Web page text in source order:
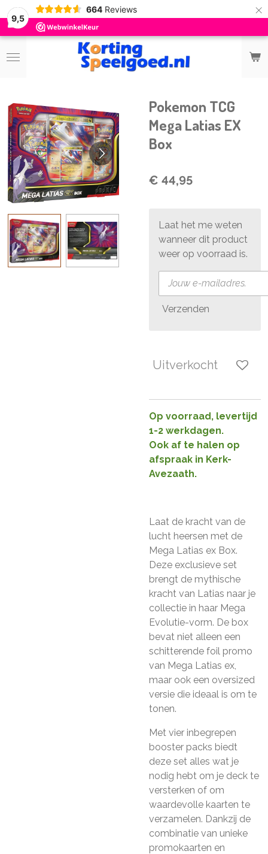
9,5
664 Reviews ×
Pokemon TCG
Mega Latias EX
Box
€ 44,95
Laat het me weten
wanneer dit product
weer op voorraad is.
Verzenden
Uitverkocht
Op voorraad, levertijd
1-2 werkdagen.
Ook af te halen op
afspraak in Kerk-
Avezaath.
Laat de kracht van de
lucht heersen met de
Mega Latias ex Box.
Deze exclusieve set
brengt de mythische
kracht van Latias naar je
collectie in haar Mega
Evolutie-vorm. De box
bevat niet alleen een
schitterende foil promo
van Mega Latias ex,
maar ook een oversized
versie die ideaal is om te
tonen.
Met vier inbegrepen
booster packs biedt
deze set alles wat je
nodig hebt om je deck te
versterken of om
waardevolle kaarten te
verzamelen. Dankzij de
combinatie van unieke
promokaarten en